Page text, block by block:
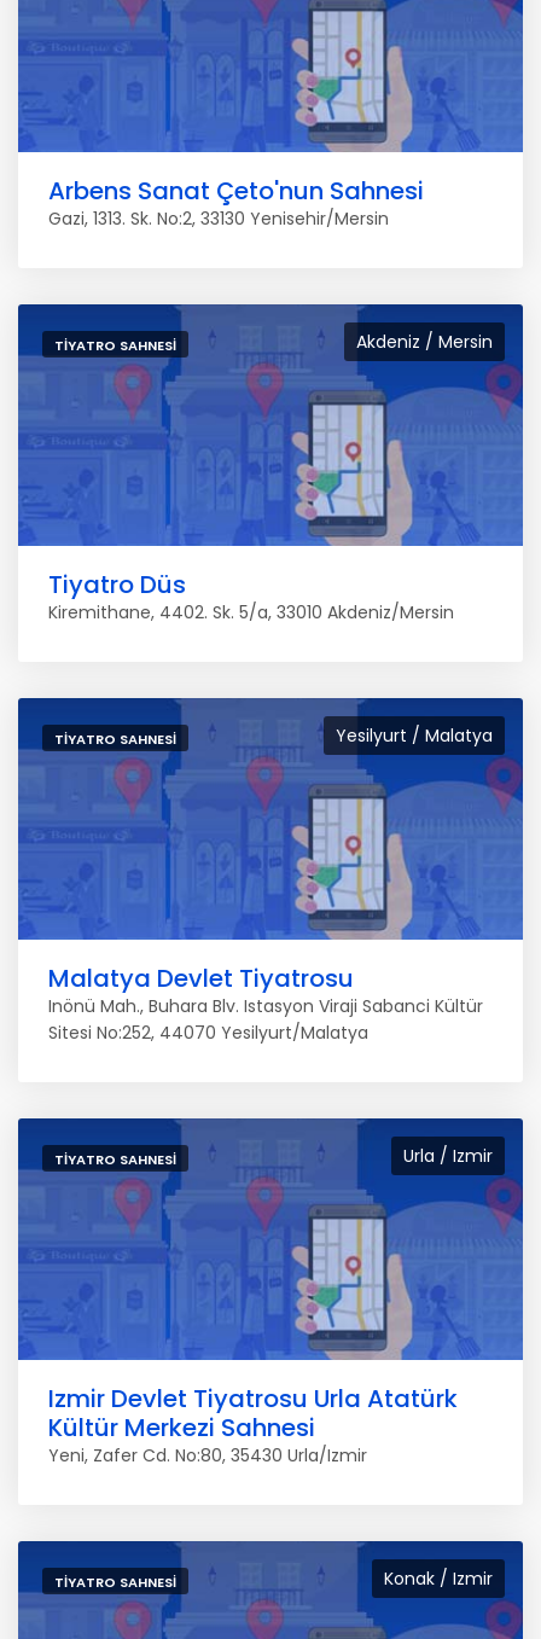
Arbens Sanat Çeto'nun Sahnesi
Gazi, 1313. Sk. No:2, 33130 Yenisehir/Mersin
Akdeniz / Mersin
TIYATRO SAHNESI
Tiyatro Düs
Kiremithane, 4402. Sk. 5/a, 33010 Akdeniz/Mersin
Yesilyurt / Malatya
TIYATRO SAHNESI
Malatya Devlet Tiyatrosu
Inönü Mah., Buhara Blv. Istasyon Viraji Sabanci Kültür
Sitesi No:252, 44070 Yesilyurt/Malatya
Urla / Izmir
TIYATRO SAHNESI
Izmir Devlet Tiyatrosu Urla Atatürk
Kültür Merkezi Sahnesi
Yeni, Zafer Cd. No:80, 35430 Urla/Izmir
Konak / Izmir
TIYATRO SAHNESI